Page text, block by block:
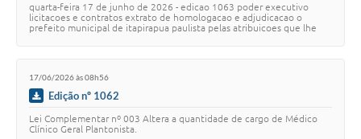
Agenda
Diário Oficial
quarta-feira 17 de junho de 2026 - edicao 1063 poder executivo
licitacoes e contratos extrato de homologacao e adjudicacao o
prefeito municipal de itapirapua paulista pelas atribuicoes que lhe
17/06/2026 às 08h56
Edição nº 1062
Lei Complementar nº 003 Altera a quantidade de cargo de Médico
Clínico Geral Plantonista.